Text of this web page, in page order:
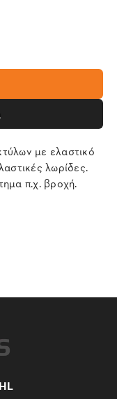
με ελαστικό
λωρίδες.
π.χ. βροχή.